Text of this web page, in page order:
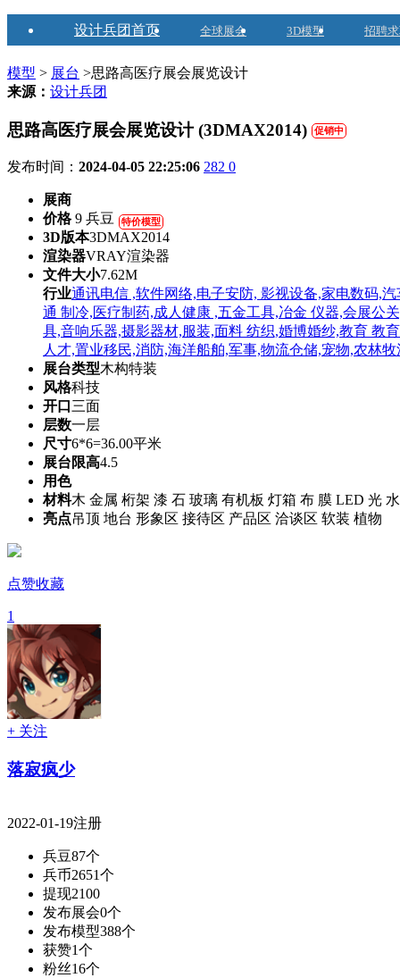
设计兵团首页 全球展会 3D模型 招聘
模型 > 展台 >思路高医疗展会展览设计
来源： 设计兵团
思路高医疗展会展览设计 (3DMAX2014) 促销中
发布时间： 2024-04-05 22:25:06 282 0
展商
价格9 兵豆 特价模型
3D版本3DMAX2014
渲染器VRAY渲染器
文件大小7.62M
行业通讯电信 ,软件网络,电子安防, 影视设备,家电数码,
通 制冷,医疗制药,成人健康 ,五金工具,冶金 仪器,会展公
具,音响乐器,摄影器材,服装,面料 纺织,婚博婚纱,教育 教
人才,置业移民,消防,海洋船舶,军事,物流仓储,宠物,农林
展台类型木构特装
风格科技
开口 三面
层数一层
尺寸6*6=36.00平米
展台限高4.5
用色
材料木 金属 桁架 漆 石 玻璃 有机板 灯箱 布 膜 LED 光 水
亮点吊顶 地台 形象区 接待区 产品区 洽谈区 软装 植物
点赞收藏
1
+ 关注
落寂疯少
2022-01-19注册
兵豆87个
兵币2651个
提现2100
发布展会0个
发布模型388个
获赞1个
粉丝16个